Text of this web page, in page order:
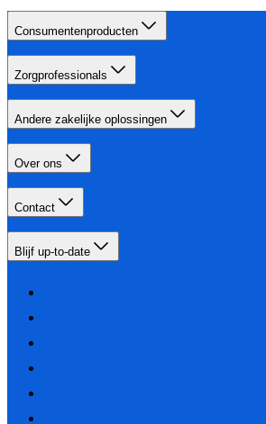
Consumentenproducten
Zorgprofessionals
Andere zakelijke oplossingen
Over ons
Contact
Blijf up-to-date